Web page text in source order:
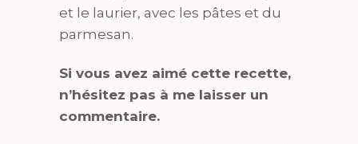
et le laurier, avec les pâtes et du
parmesan.
Si vous avez aimé cette recette,
n’hésitez pas à me laisser un
commentaire.